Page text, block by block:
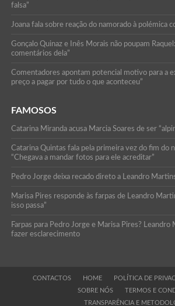
falsa”
Joana fala sobre reação do namorado à polémica
Gonçalo Quinaz e Inês Morais não poupam
comentários dela”
Comentadores apontam potencial motivo para a
preço a pagar por tudo o que aconteceu”
FAMOSOS
Catarina Miranda acusa Marcia Soares de ser
Catarina Quintas fala pela primeira vez do fim do
“Chegava a mandar fotos para ele acreditar”
Pedro Jorge deixa recado direto a Leandro
Marisa Pires responde às farpas de Leandro
isso passa”
Farpas para Pedro Jorge e Marisa Pires? Leandro
fazer esclarecimento
CONTACTOS HOME
POLÍTICA DE
SOBRE NÓS
TERMOS E
TRANSPARÊNCIA E